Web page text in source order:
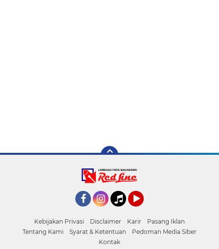
Kebijakan Privasi Disclaimer Karir
Pasang Iklan
Tentang Kami
Syarat & Ketentuan
Pedoman Media Siber
Kontak